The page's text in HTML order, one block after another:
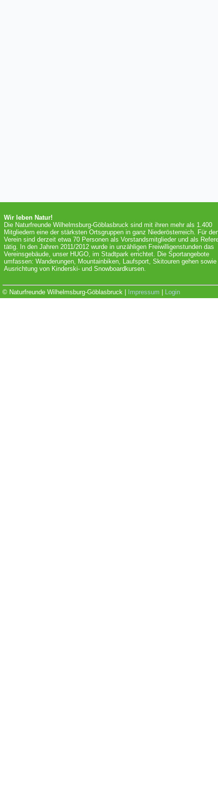
Wir leben Natur!
Die Naturfreunde Wilhelmsburg-Göblasbruck sind mit ihren mehr als 1.400
Mitgliedern eine der stärksten Ortsgruppen in ganz Niederösterreich. Für
Verein sind derzeit etwa 70 Personen als Vorstandsmitglieder und als
tätig. In den Jahren 2011/2012 wurde in unzähligen Freiwilligenstunden das
Vereinsgebäude, unser HUGO, im Stadtpark errichtet. Die Sportangebote
umfassen: Wanderungen, Mountainbiken, Laufsport, Skitouren gehen sowie
Ausrichtung von Kinderski- und Snowboardkursen.
© Naturfreunde Wilhelmsburg-Göblasbruck | Impressum Login